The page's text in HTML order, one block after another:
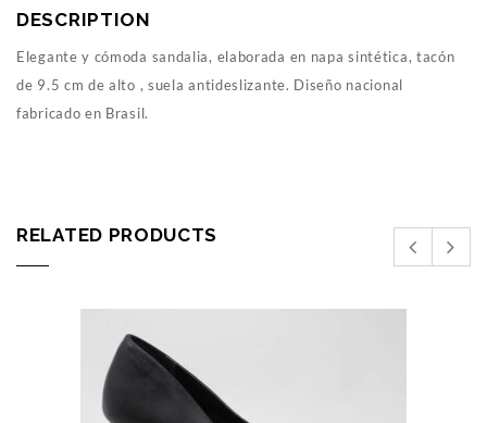
DESCRIPTION
Elegante y cómoda sandalia, elaborada en napa sintética, tacón
de 9.5 cm de alto , suela antideslizante. Diseño nacional
fabricado en Brasil.
RELATED PRODUCTS